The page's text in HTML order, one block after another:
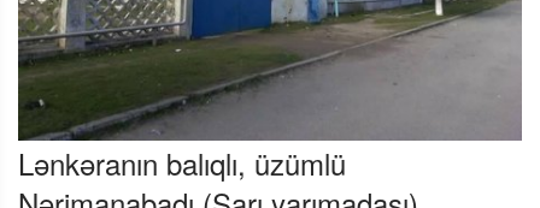
Lənkəranın balıqlı, üzümlü
Nərimanabadı (Sarı yarımadası)